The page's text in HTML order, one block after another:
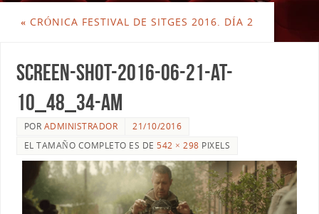
« CRÓNICA FESTIVAL DE SITGES 2016. DÍA 2
screen-shot-2016-06-21-at-
10_48_34-am
POR ADMINISTRADOR
21/10/2016
EL TAMAÑO COMPLETO ES DE542 × 298 PIXELS